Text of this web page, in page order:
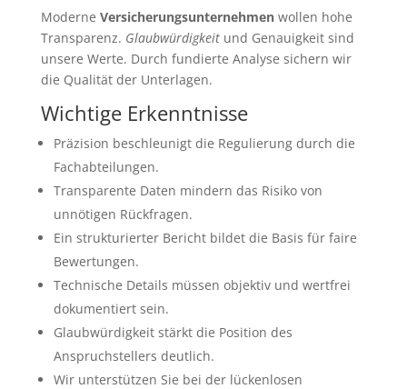
Moderne Versicherungsunternehmenwollen hohe
Transparenz. Glaubwürdigkeitund Genauigkeit sind
unsere Werte. Durch fundierte Analyse sichern wir
die Qualität der Unterlagen.
Wichtige Erkenntnisse
Präzision beschleunigt die Regulierung durch die
Fachabteilungen.
Transparente Daten mindern das Risiko von
unnötigen Rückfragen.
Ein strukturierter Bericht bildet die Basis für faire
Bewertungen.
Technische Details müssen objektiv und wertfrei
dokumentiert sein.
Glaubwürdigkeit stärkt die Position des
Anspruchstellers deutlich.
Wir unterstützen Sie bei der lückenlosen